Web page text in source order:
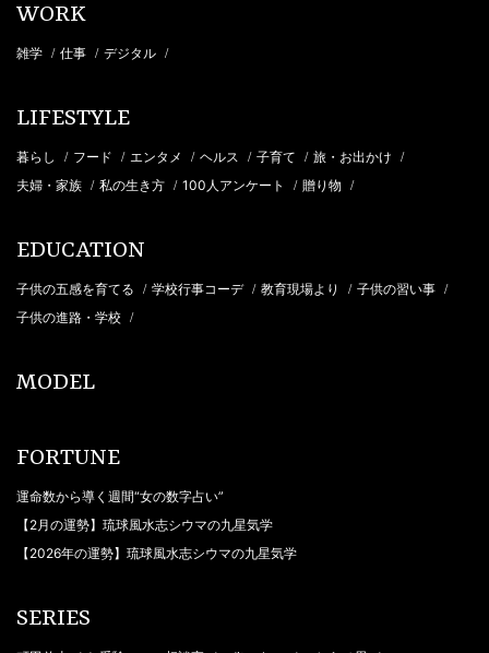
WORK
雑学 / 仕事 / デジタル /
LIFESTYLE
暮らし / フード / エンタメ / ヘルス / 子育て / 旅・お出かけ /
夫婦・家族 / 私の生き方 / 100人アンケート / 贈り物 /
EDUCATION
子供の五感を育てる / 学校行事コーデ / 教育現場より / 子供の習い事 /
子供の進路・学校 /
MODEL
FORTUNE
運命数から導く週間“女の数字占い”
【2月の運勢】琉球風水志シウマの九星気学
【2026年の運勢】琉球風水志シウマの九星気学
SERIES